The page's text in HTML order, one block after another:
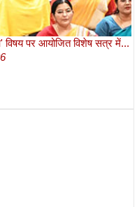
विषय पर आयोजित विशेष सत्र में...